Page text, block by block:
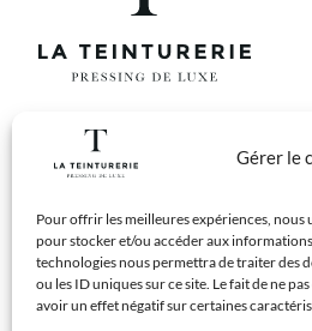
Gérer le
Pour offrir les meilleures expériences, nous
pour stocker et/ou accéder aux
technologies nous permettra de traiter des
ou les ID uniques sur ce site. Le fait de ne
avoir un effet négatif sur certaines